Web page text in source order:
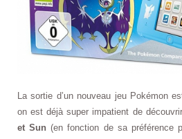
La sortie d’un nouveau jeu Pokémon
on est déjà super impatient de découvrir
et Sun (en fonction de sa préférence